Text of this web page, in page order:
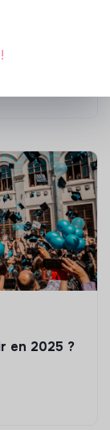
en 2025 ?